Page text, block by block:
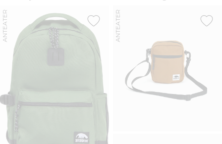
ANTEATER ANTEATER